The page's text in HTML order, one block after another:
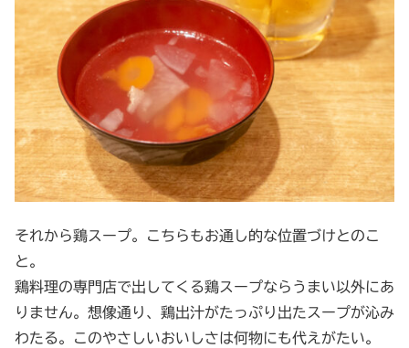
それから鶏スープ。こちらもお通し的な位置づけとのこ
と。
鶏料理の専門店で出してくる鶏スープならうまい以外にあ
りません。想像通り、鶏出汁がたっぷり出たスープが沁み
わたる。このやさしいおいしさは何物にも代えがたい。